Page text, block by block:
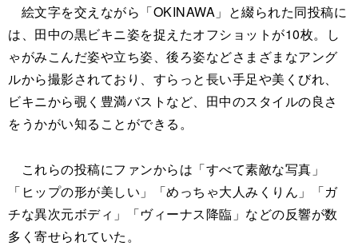
絵文字を交えながら「OKINAWA」と綴られた同投稿に
は、田中の黒ビキニ姿を捉えたオフショットが10枚。し
ゃがみこんだ姿や立ち姿、後ろ姿などさまざまなアング
ルから撮影されており、すらっと長い手足や美くびれ、
ビキニから覗く豊満バストなど、田中のスタイルの良さ
をうかがい知ることができる。
これらの投稿にファンからは「すべて素敵な写真」
「ヒップの形が美しい」「めっちゃ大人みくりん」「ガ
チな異次元ボディ」「ヴィーナス降臨」などの反響が数
多く寄せられていた。